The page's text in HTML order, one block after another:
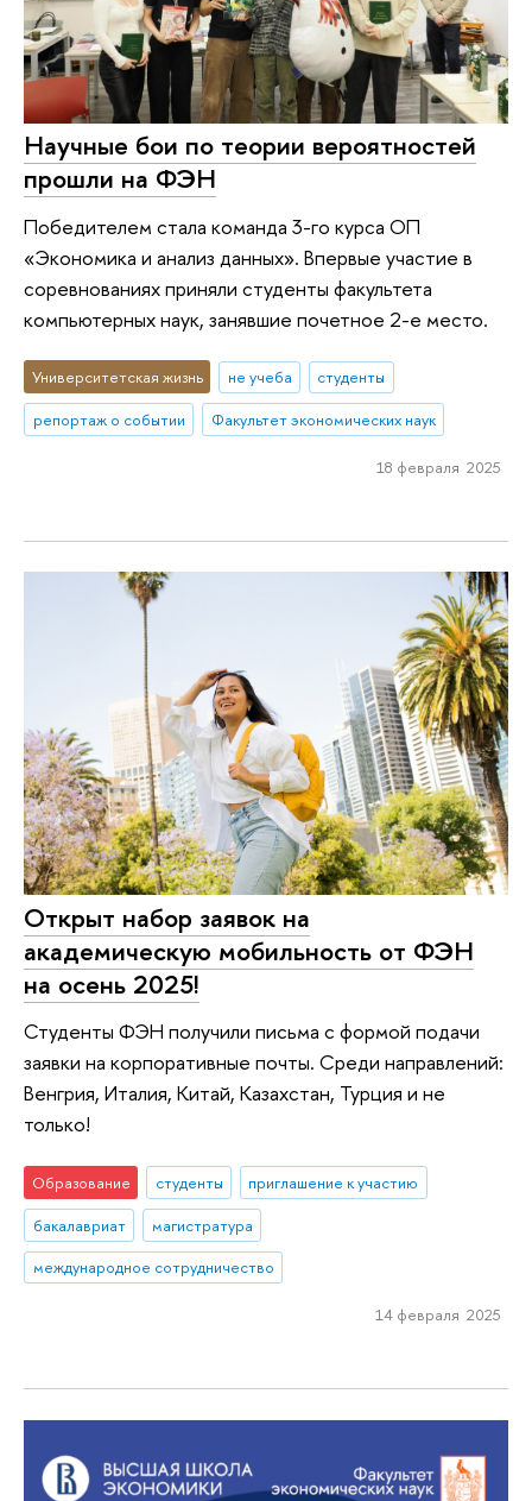
Научные бои по теории вероятностей
прошли на ФЭН
Победителем стала команда 3-го курса ОП
«Экономика и анализ данных». Впервые участие в
соревнованиях приняли студенты факультета
компьютерных наук, занявшие почетное 2-е место.
Университетская жизнь не учеба
студенты
репортаж о событии
Факультет экономических наук
18 февраля 2025
Открыт набор заявок на
академическую мобильность от ФЭН
на осень 2025!
Студенты ФЭН получили письма с формой подачи
заявки на корпоративные почты. Среди направлений:
Венгрия, Италия, Китай, Казахстан, Турция и не
только!
Образование студенты
приглашение к участию
бакалавриат
магистратура
международное сотрудничество
14 февраля 2025